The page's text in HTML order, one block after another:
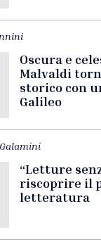
Oscura e
Malvaldi
storico con
Galileo
“Letture
riscoprire il
letteratura